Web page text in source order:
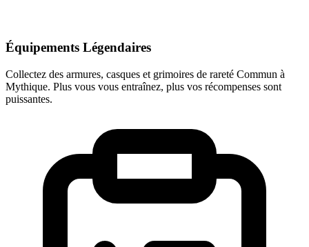
Équipements Légendaires
Collectez des armures, casques et grimoires de rareté Commun à
Mythique. Plus vous vous entraînez, plus vos récompenses sont
puissantes.